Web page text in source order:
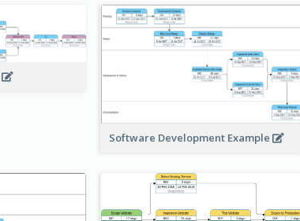
Software Development Example